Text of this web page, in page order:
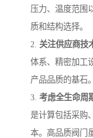
压力、温度范围
质和结构选择。
2. 关注供应商技
体系、精密加工
产品品质的基石。
3. 考虑全生命周
是计算包括采购
本。高品质阀门